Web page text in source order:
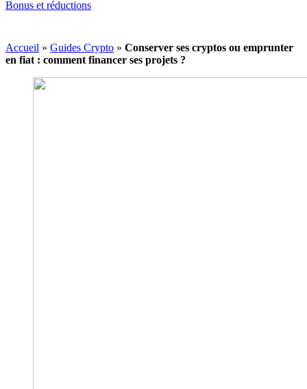
Bonus et réductions
Accueil » Guides Crypto » Conserver ses cryptos ou emprunter
en fiat : comment financer ses projets ?